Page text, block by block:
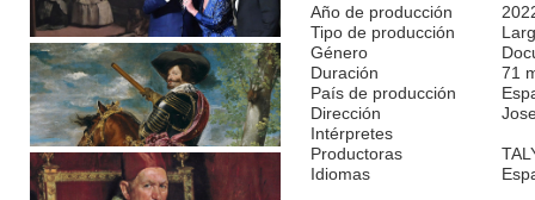
Año de producción
Tipo de producción
Género
Duración
71
País de producción
Dirección
Intérpretes
Productoras
Idiomas